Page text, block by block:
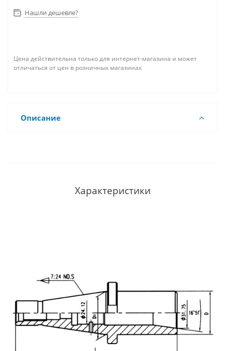
Нашли дешевле?
Цена действительна только для интернет-магазина и может
отличаться от цен в розничных магазинах
Описание
Характеристики